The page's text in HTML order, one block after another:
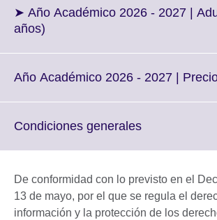
More
➤ Año Académico 2026 - 2027 |
años)
More
Año Académico 2026 - 2027 |
Condiciones generalesClick
More
information
available.
De conformidad con lo previsto en el
13 de mayo, por el que se regula el
información y la protección de los